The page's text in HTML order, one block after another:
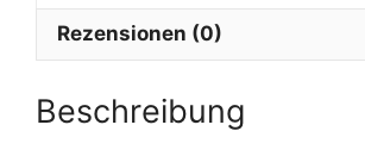
t
e
Rezensionen (0)
Beschreibung